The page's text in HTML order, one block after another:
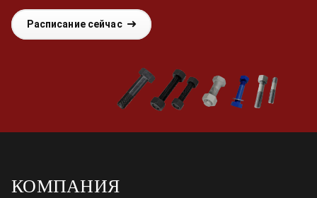
Расписание сейчас
КОМПАНИЯ